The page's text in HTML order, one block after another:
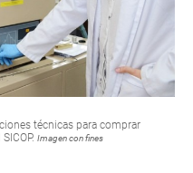
técnicas para comprar
Imagen con fines